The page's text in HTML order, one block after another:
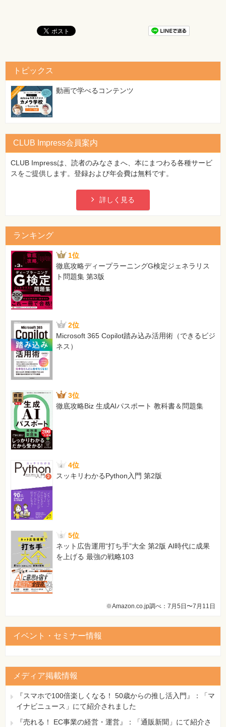
トピックス
動画で学べるコンテンツ
CLUB Impress会員案内
CLUB Impressは、読者のみなさまへ、本にまつわる各種サービ
スをご提供します。登録および年会費は無料です。
詳しく見る
ランキング
1位
徹底攻略ディープラーニングG検定ジェネラリス
ト問題集 第3版
2位
Microsoft 365 Copilot踏み込み活用術（できるビジ
ネス）
3位
徹底攻略Biz 生成AIパスポート 教科書＆問題集
4位
スッキリわかるPython入門 第2版
5位
ネット広告運用“打ち手”大全 第2版 AI時代に成果
を上げる 最強の戦略103
※Amazon.co.jp調べ：7月5日〜7月11日
イベント・セミナー情報
メディア掲載情報
『スマホで100倍楽しくなる！ 50歳からの推し活入門』：「マ
イナビニュース」にて紹介されました
『売れる！ EC事業の経営・運営』：「通販新聞」にて紹介さ